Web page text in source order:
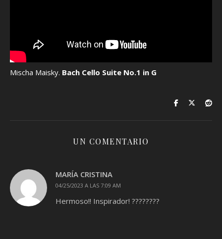
Mischa Maisky. Bach Cello Suite No.1 in G
UN COMENTARIO
MARÍA CRISTINA
04/25/2023 A LAS 7:09 AM
Hermoso!! Inspirador! ????????